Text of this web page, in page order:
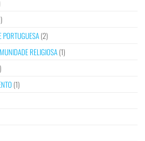
PORTUGUESA(2)
RELIGIOSA(1)
(1)